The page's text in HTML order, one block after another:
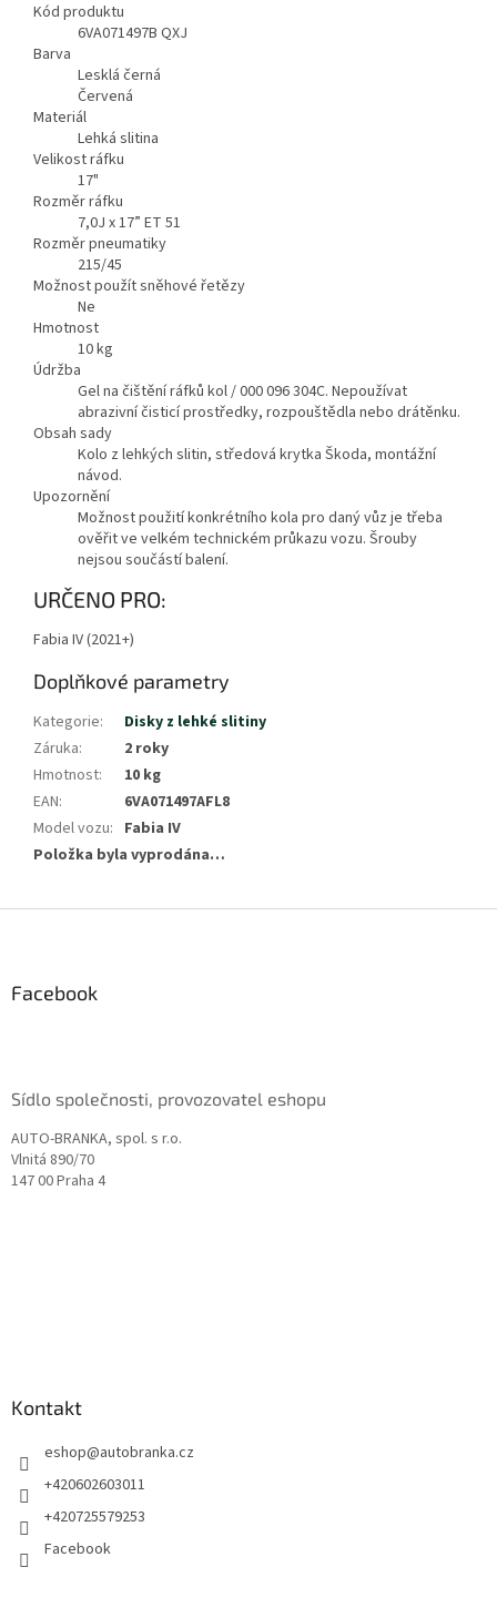
Kód produktu
6VA071497B QXJ
Barva
Lesklá černá
Červená
Materiál
Lehká slitina
Velikost ráfku
17"
Rozměr ráfku
7,0J x 17” ET 51
Rozměr pneumatiky
215/45
Možnost použít sněhové řetězy
Ne
Hmotnost
10kg
Údržba
Gel na čištění ráfků kol / 000 096 304C. Nepoužívat
abrazivní čisticí prostředky, rozpouštědla nebo drátěnku.
Obsah sady
Kolo z lehkých slitin, středová krytka Škoda, montážní
návod.
Upozornění
Možnost použití konkrétního kola pro daný vůz je třeba
ověřit ve velkém technickém průkazu vozu. Šrouby
nejsou součástí balení.
méně
URČENO PRO:
Fabia IV (2021+)
Doplňkové parametry
Kategorie:
Disky z lehké slitiny
Záruka:
2 roky
Hmotnost:
10 kg
EAN:
6VA071497AFL8
Model vozu: Fabia IV
Položka byla vyprodána…
Facebook
Sídlo společnosti, provozovatel eshopu
AUTO-BRANKA, spol. s r.o.
Vlnitá 890/70
147 00 Praha 4
Kontakt
eshop@autobranka.cz
+420602603011
+420725579253
Facebook